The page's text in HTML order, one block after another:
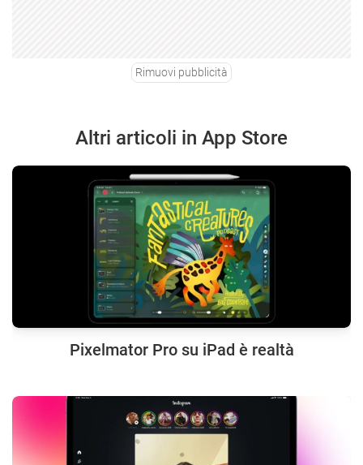
Rimuovi pubblicità
Altri articoli in App Store
Pixelmator Pro su iPad è realtà